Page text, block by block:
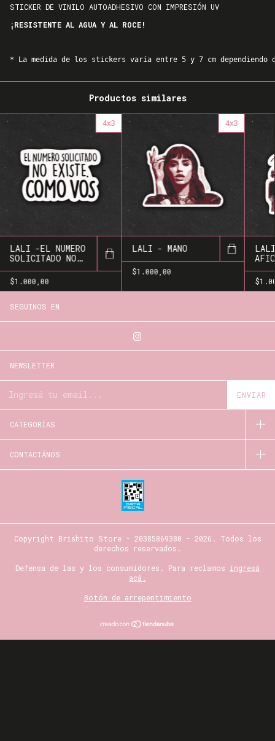
STICKER DE VINILO AUTOADHESIVO CON IMPRESIÓN UV
¡RESISTENTE AL AGUA Y AL ROCE!
* La medida de los stickers varía entre 5 y 7 cm dependiendo
Productos similares
4x3
LALI -EL NUMERO
SOLICITADO NO
EXISTE
$1.000,00
4x3
LALI - MANO
$1.000,00
SEGUINOS EN
NEWSLETTER
CATEGORÍAS
CONTACTÁNOS
Copyright Brishito Store - 20385869380 - 2026. Todos los
derechos reservados.
Defensa de las y los consumidores. Para reclamos ingresá
acá.
Botón de arrepentimiento